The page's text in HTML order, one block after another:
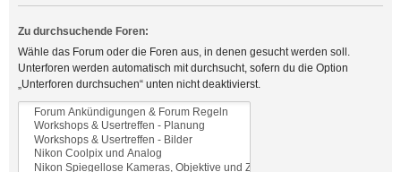
Zu durchsuchende Foren:
Wähle das Forum oder die Foren aus, in denen gesucht werden soll.
Unterforen werden automatisch mit durchsucht, sofern du die Option
„Unterforen durchsuchen“ unten nicht deaktivierst.